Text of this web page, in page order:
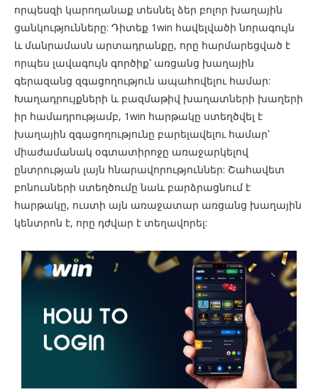
որպեսզի կարողանաք տեսնել ձեր բոլոր խաղային
ցանկությունները: Դիտեք 1win հավելվածի նորագույն
և մանրամասն արտադրանքը, որը հարմարեցված է
որպես լավագույն գործիք՝ առցանց խաղային
գերազանց զգացողություն ապահովելու համար:
Խաղադրույքների և բազմաթիվ խաղատների խաղերի
իր համադրությամբ, 1win հարթակը ստեղծվել է
խաղային զգացողությունը բարելավելու համար՝
միաժամանակ օգտատիրոջը առաջարկելով
ընտրության լայն հնարավորություններ: Շահավետ
բոնուսների ստեղծումը նաև բարձրացնում է
հարթակը, ուստի այն առաջատար առցանց խաղային
կենտրոն է, որը դժվար է տեղավորել: